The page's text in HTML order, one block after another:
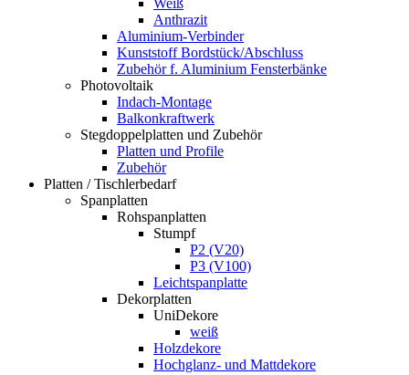
Weiß
Anthrazit
Aluminium-Verbinder
Kunststoff Bordstück/Abschluss
Zubehör f. Aluminium Fensterbänke
Photovoltaik
Indach-Montage
Balkonkraftwerk
Stegdoppelplatten und Zubehör
Platten und Profile
Zubehör
Platten / Tischlerbedarf
Spanplatten
Rohspanplatten
Stumpf
P2 (V20)
P3 (V100)
Leichtspanplatte
Dekorplatten
UniDekore
weiß
Holzdekore
Hochglanz- und Mattdekore